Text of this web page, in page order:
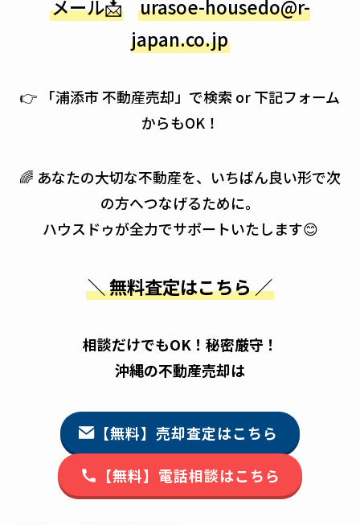
メール📩
urasoe-housedo@r-
japan.co.jp
👉 「浦添市 不動産売却」で検索 or 下記フォーム
からもOK！
🌈 あなたの大切な不動産を、いちばん良い形で次
の方へつなげるために。
ハウスドゥが全力でサポートいたします😊
＼ 無料査定はこちら ／
相談だけでもOK！秘密厳守！
沖縄の不動産売却は
【無料】売却査定はこちら
【無料】電話相談はこちら